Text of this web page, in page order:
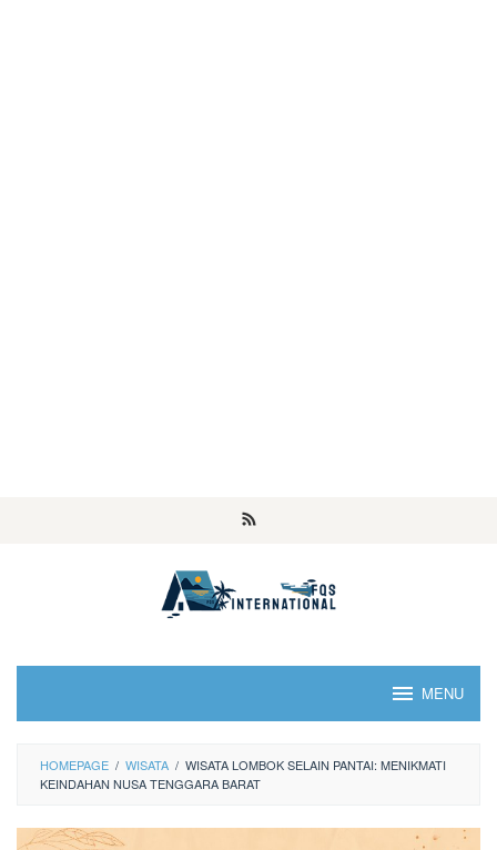
MENU
HOMEPAGE / WISATA / WISATA LOMBOK SELAIN PANTAI: MENIKMATI
KEINDAHAN NUSA TENGGARA BARAT